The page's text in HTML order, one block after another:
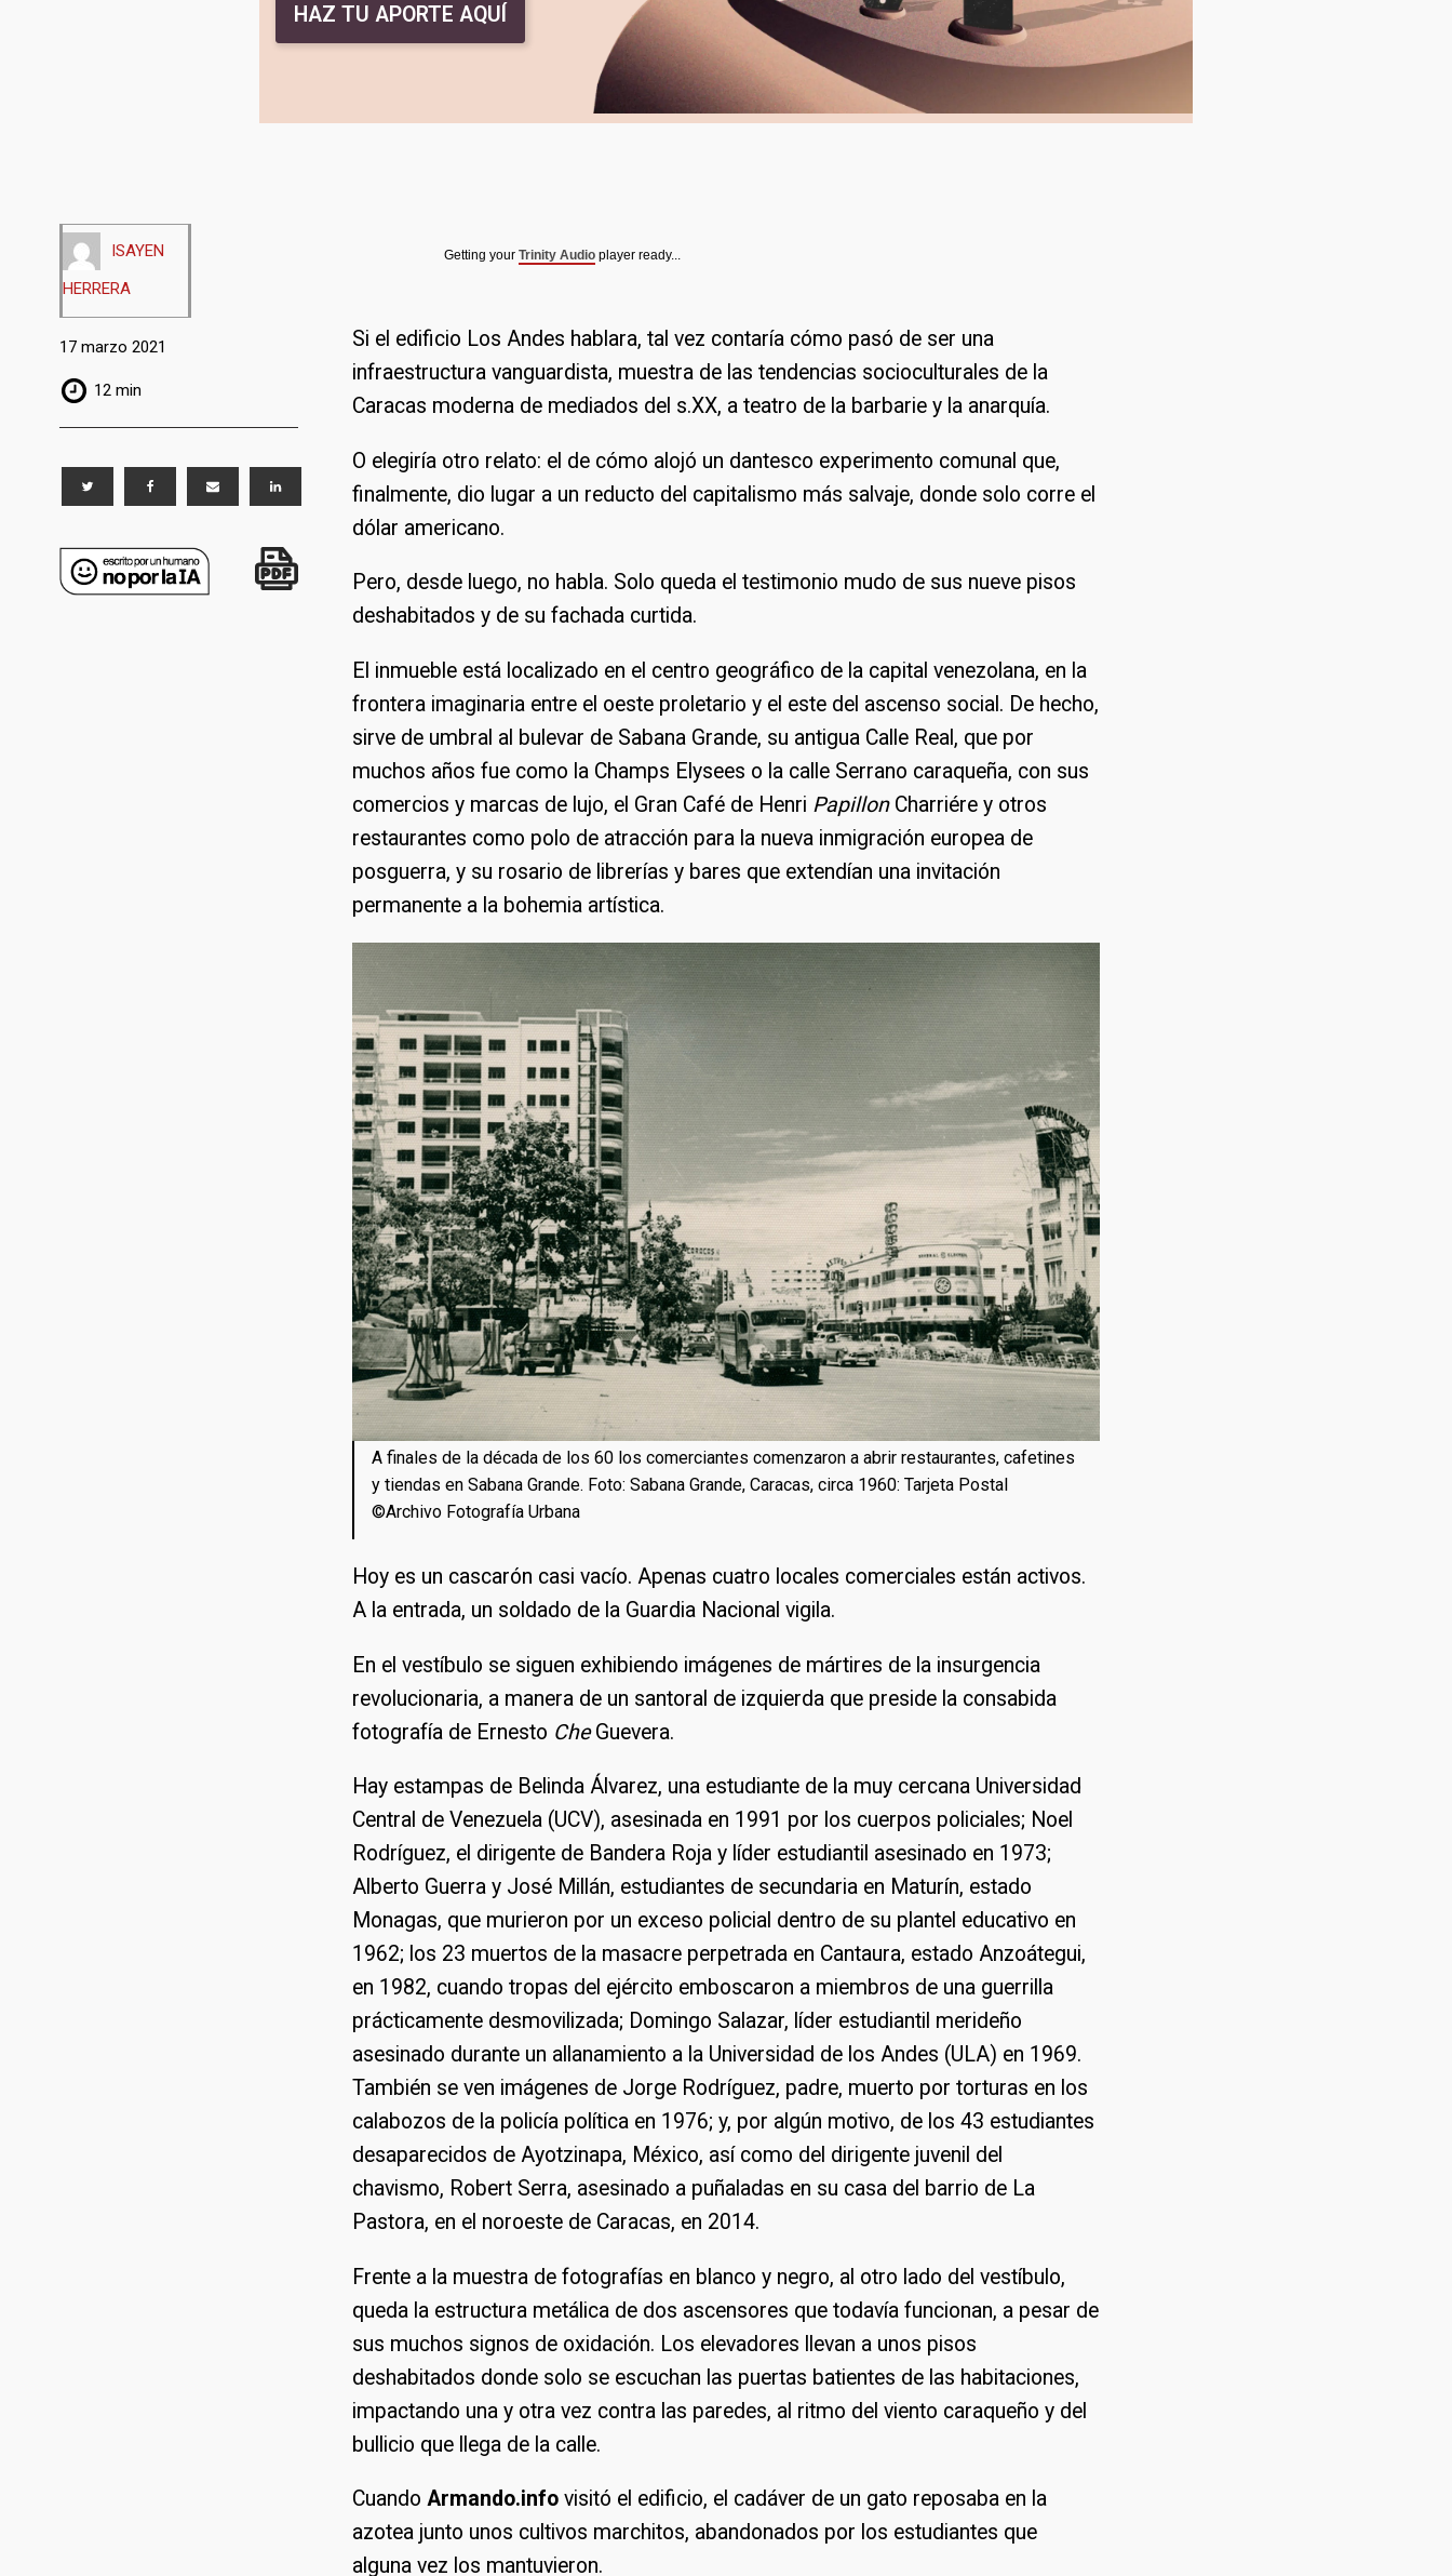
HAZ TU APORTE AQUÍ
ISAYEN
HERRERA
17 marzo 2021
12 min
Getting yourTrinity Audio player ready...
Si el edificio Los Andes hablara, tal vez contaría cómo pasó de ser una
infraestructura vanguardista, muestra de las tendencias socioculturales de la
Caracas moderna de mediados del s.XX, a teatro de la barbarie y la anarquía.
O elegiría otro relato: el de cómo alojó un dantesco experimento comunal que,
finalmente, dio lugar a un reducto del capitalismo más salvaje, donde solo corre el
dólar americano.
Pero, desde luego, no habla. Solo queda el testimonio mudo de sus nueve pisos
deshabitados y de su fachada curtida.
El inmueble está localizado en el centro geográfico de la capital venezolana, en la
frontera imaginaria entre el oeste proletario y el este del ascenso social. De hecho,
sirve de umbral al bulevar de Sabana Grande, su antigua Calle Real, que por
muchos años fue como la Champs Elysees o la calle Serrano caraqueña, con sus
comercios y marcas de lujo, el Gran Café de Henri PapillonCharriére y otros
restaurantes como polo de atracción para la nueva inmigración europea de
posguerra, y su rosario de librerías y bares que extendían una invitación
permanente a la bohemia artística.
A finales de la década de los 60 los comerciantes comenzaron a abrir restaurantes, cafetines
y tiendas en Sabana Grande. Foto: Sabana Grande, Caracas, circa 1960: Tarjeta Postal
©Archivo Fotografía Urbana
Hoy es un cascarón casi vacío. Apenas cuatro locales comerciales están activos.
A la entrada, un soldado de la Guardia Nacional vigila.
En el vestíbulo se siguen exhibiendo imágenes de mártires de la insurgencia
revolucionaria, a manera de un santoral de izquierda que preside la consabida
fotografía de Ernesto CheGuevera.
Hay estampas de Belinda Álvarez, una estudiante de la muy cercana Universidad
Central de Venezuela (UCV), asesinada en 1991 por los cuerpos policiales; Noel
Rodríguez, el dirigente de Bandera Roja y líder estudiantil asesinado en 1973;
Alberto Guerra y José Millán, estudiantes de secundaria en Maturín, estado
Monagas, que murieron por un exceso policial dentro de su plantel educativo en
1962; los 23 muertos de la masacre perpetrada en Cantaura, estado Anzoátegui,
en 1982, cuando tropas del ejército emboscaron a miembros de una guerrilla
prácticamente desmovilizada; Domingo Salazar, líder estudiantil merideño
asesinado durante un allanamiento a la Universidad de los Andes (ULA) en 1969.
También se ven imágenes de Jorge Rodríguez, padre, muerto por torturas en los
calabozos de la policía política en 1976; y, por algún motivo, de los 43 estudiantes
desaparecidos de Ayotzinapa, México, así como del dirigente juvenil del
chavismo, Robert Serra, asesinado a puñaladas en su casa del barrio de La
Pastora, en el noroeste de Caracas, en 2014.
Frente a la muestra de fotografías en blanco y negro, al otro lado del vestíbulo,
queda la estructura metálica de dos ascensores que todavía funcionan, a pesar de
sus muchos signos de oxidación. Los elevadores llevan a unos pisos
deshabitados donde solo se escuchan las puertas batientes de las habitaciones,
impactando una y otra vez contra las paredes, al ritmo del viento caraqueño y del
bullicio que llega de la calle.
CuandoArmando.info visitó el edificio, el cadáver de un gato reposaba en la
azotea junto unos cultivos marchitos, abandonados por los estudiantes que
alguna vez los mantuvieron.